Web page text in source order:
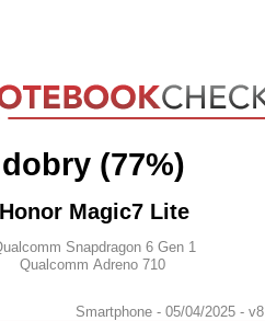
dobry (77%)
Honor Magic7 Lite
Snapdragon 6 Gen 1
Qualcomm Adreno 710
Smartphone - 05/04/2025 - v8